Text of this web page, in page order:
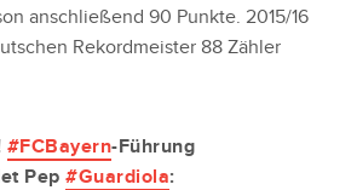
anschließend 90 Punkte. 2015/16
Rekordmeister 88 Zähler
#FCBayern-Führung
Pep #Guardiola: